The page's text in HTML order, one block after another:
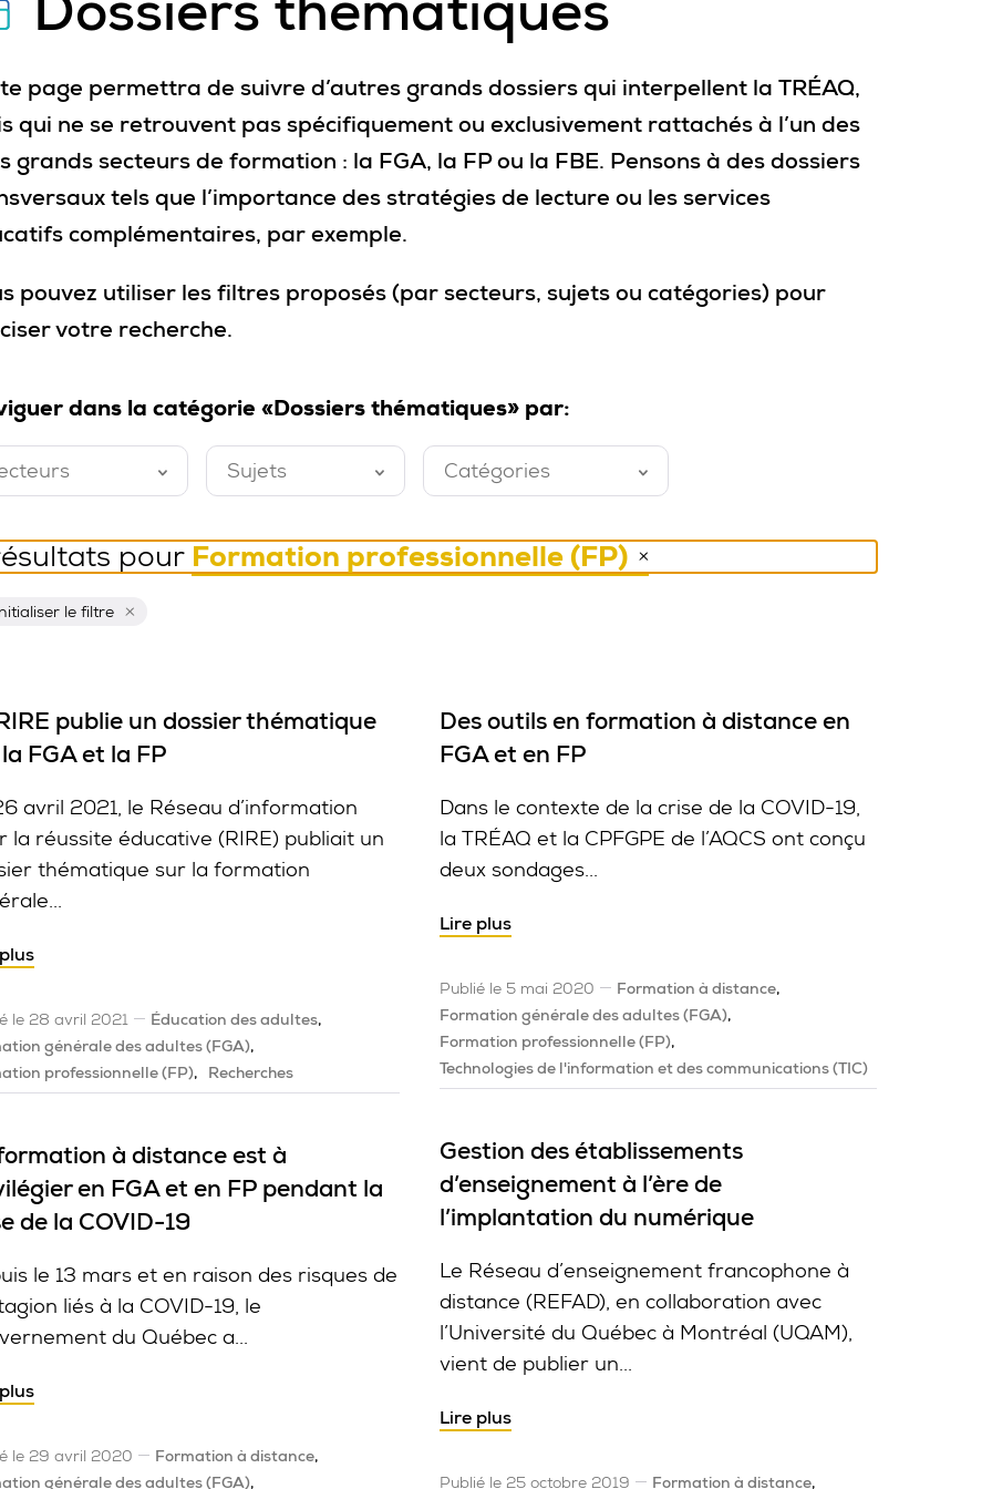
page permettra de suivre d’autres grands dossiers qui interpellent la TRÉAQ,
qui ne se retrouvent pas spécifiquement ou exclusivement rattachés à l’un des
grands secteurs de formation : la FGA, la FP ou la FBE. Pensons à des dossiers
tels que l’importance des stratégies de lecture ou les services
complémentaires, par exemple.
pouvez utiliser les filtres proposés (par secteurs, sujets ou catégories) pour
votre recherche.
dans la catégorie «Dossiers thématiques» par:
Sujets
Fermé Catégories
Fermé
pour Formation professionnelle (FP)
Réinitialiser ce filtre
le filtre
publie un dossier thématique
FGA et la FP
avril 2021, le Réseau d’information
la réussite éducative (RIRE) publiait un
thématique sur la formation
le 28 avril 2021
Éducation des adultes
générale des adultes (FGA)
professionnelle (FP)
Recherches
à distance est à
en FGA et en FP pendant la
de la COVID-19
le 13 mars et en raison des risques de
liés à la COVID-19, le
du Québec a...
le 29 avril 2020
Formation à distance
générale des adultes (FGA)
Des outils en formation à distance en
FGA et en FP
Dans le contexte de la crise de la COVID-19,
la TRÉAQ et la CPFGPE de l’AQCS ont conçu
deux sondages...
Lire plus
Publié le 5 mai 2020
Formation à distance
Formation générale des adultes (FGA)
Formation professionnelle (FP)
Technologies de l'information et des communications (TIC)
Gestion des établissements
d’enseignement à l’ère de
l’implantation du numérique
Le Réseau d’enseignement francophone à
distance (REFAD), en collaboration avec
l’Université du Québec à Montréal (UQAM),
vient de publier un...
Lire plus
Publié le 25 octobre 2019 Formation à distance